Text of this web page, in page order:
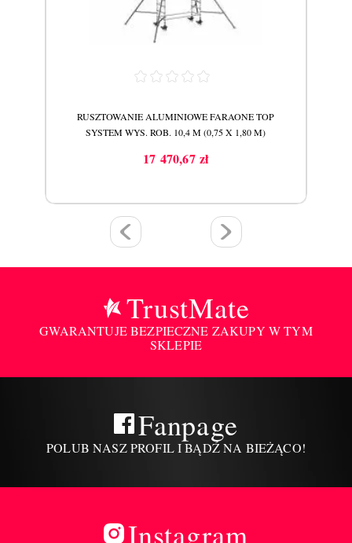
RUSZTOWANIE ALUMINIOWE FARAONE TOP
SYSTEM WYS. ROB. 10,4 M (0,75 X 1,80 M)
Cena
17 470,67 zł
TrustMate
GWARANTUJE BEZPIECZNE ZAKUPY W TYM
SKLEPIE
Fanpage
POLUB NASZ PROFIL I BĄDŹ NA BIEŻĄCO!
Instagram